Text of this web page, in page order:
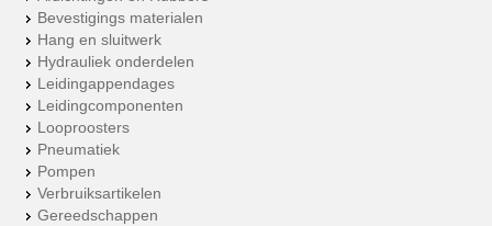
Bevestigings materialen
Hang en sluitwerk
Hydrauliek onderdelen
Leidingappendages
Leidingcomponenten
Looproosters
Pneumatiek
Pompen
Verbruiksartikelen
Gereedschappen